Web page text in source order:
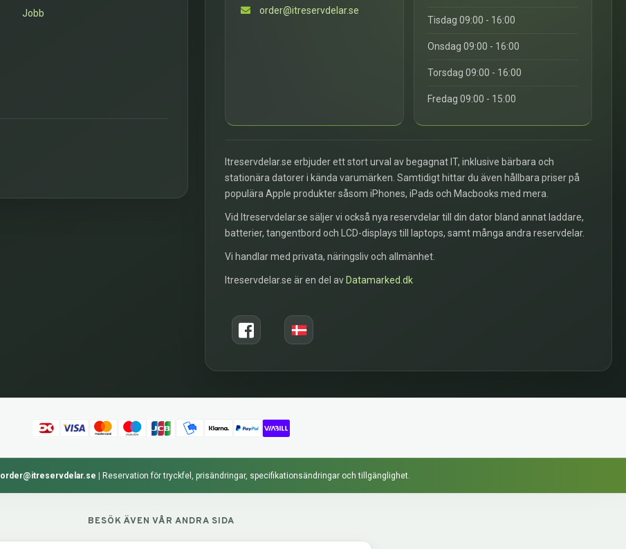
Jobb
order@itreservdelar.se
Tisdag 09:00 - 16:00
Onsdag 09:00 - 16:00
Torsdag 09:00 - 16:00
Fredag 09:00 - 15:00
Itreservdelar.se erbjuder ett stort urval av begagnat IT, inklusive bärbara och
stationära datorer i kända varumärken. Samtidigt hittar du även hållbara priser på
populära Apple produkter såsom iPhones, iPads och Macbooks med mera.
Vid Itreservdelar.se säljer vi också nya reservdelar till din dator bland annat laddare,
batterier, tangentbord och LCD-displays till laptops, samt många andra reservdelar.
Vi handlar med privata, näringsliv och allmänhet.
Itreservdelar.se är en del av Datamarked.dk
order@itreservdelar.se Reservation för tryckfel, prisändringar, specifikationsändringar och tillgänglighet.
BESÖK ÄVEN VÅR ANDRA SIDA